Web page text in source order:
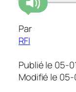
Par
RFI
Publié le 05-
Modifié le 05-